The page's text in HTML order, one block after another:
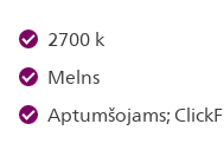
2700 k
Melns
Aptumšojams;